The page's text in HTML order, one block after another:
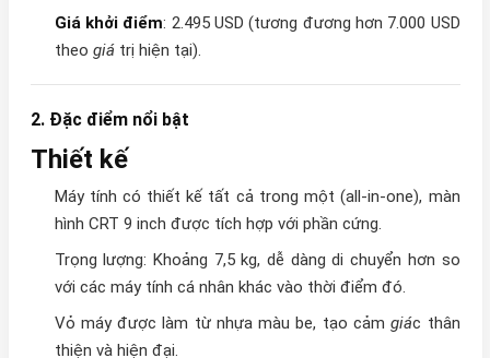
Giá khởi điểm: 2.495 USD (tương đương hơn 7.000 USD
theo giá trị hiện tại).
2. Đặc điểm nổi bật
Thiết kế
Máy tính có thiết kế tất cả trong một (all-in-one), màn
hình CRT 9 inch được tích hợp với phần cứng.
Trọng lượng: Khoảng 7,5 kg, dễ dàng di chuyển hơn so
với các máy tính cá nhân khác vào thời điểm đó.
Vỏ máy được làm từ nhựa màu be, tạo cảmgiác thân
thiện và hiện đại.